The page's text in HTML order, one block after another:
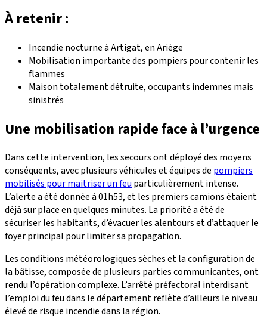
À retenir :
Incendie nocturne à Artigat, en Ariège
Mobilisation importante des pompiers pour contenir les
flammes
Maison totalement détruite, occupants indemnes mais
sinistrés
Une mobilisation rapide face à l’urgence
Dans cette intervention, les secours ont déployé des moyens
conséquents, avec plusieurs véhicules et équipes de pompiers
mobilisés pour maitriser un feuparticulièrement intense.
L’alerte a été donnée à 01h53, et les premiers camions étaient
déjà sur place en quelques minutes. La priorité a été de
sécuriser les habitants, d’évacuer les alentours et d’attaquer le
foyer principal pour limiter sa propagation.
Les conditions météorologiques sèches et la configuration de
la bâtisse, composée de plusieurs parties communicantes, ont
rendu l’opération complexe. L’arrêté préfectoral interdisant
l’emploi du feu dans le département reflète d’ailleurs le niveau
élevé de risque incendie dans la région.